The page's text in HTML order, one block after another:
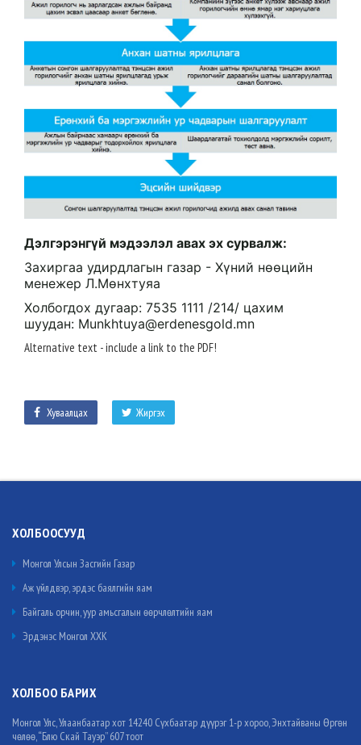
Дэлгэрэнгүй мэдээлэл авах эх сурвалж:
Захиргаа удирдлагын газар - Хүний нөөцийн
менежер Л.Мөнхтуяа
Холбогдох дугаар: 7535 1111 /214/ цахим
шуудан: Munkhtuya@erdenesgold.mn
Alternative text - include a link to the PDF!
Жиргэх
Хуваалцах
ХОЛБООСУУД
Монгол Улсын Засгийн Газар
Аж үйлдвэр, эрдэс баялгийн яам
Байгаль орчин, уур амьсгалын өөрчлөлтийн яам
Эрдэнэс Монгол ХХК
ХОЛБОО БАРИХ
Монгол Улс, Улаанбаатар хот 14240 Сүхбаатар дүүрэг 1-р хороо, Энхтайваны Өргөн
чөлөө, “Блю Скай Тауэр” 607 тоот